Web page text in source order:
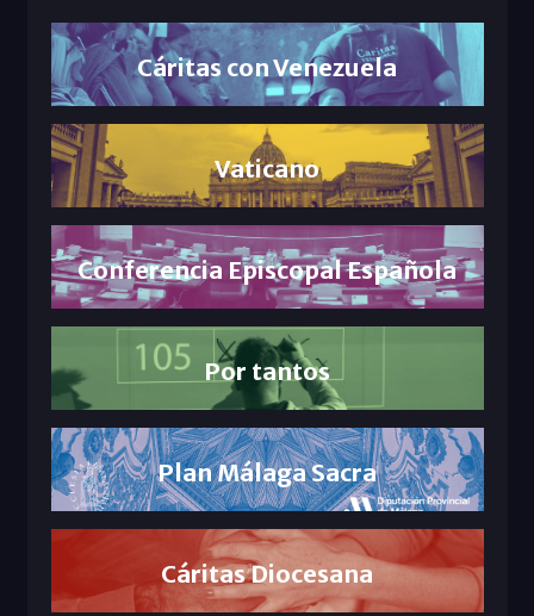
Cáritas con Venezuela
Vaticano
Conferencia Episcopal Española
Por tantos
Plan Málaga Sacra
Cáritas Diocesana